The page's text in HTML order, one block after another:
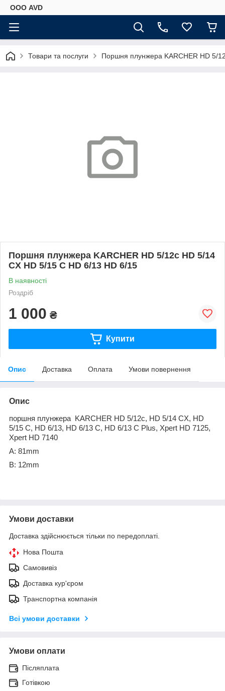
ООО AVD
Товари та послуги Поршня плунжера KARCHER HD 5/
Поршня плунжера KARCHER HD 5/12c HD 5/14
CX HD 5/15 C HD 6/13 HD 6/15
В наявності
Роздріб
1 000 ₴
Купити
Опис Доставка Оплата Умови повернення
Опис
поршня плунжера KARCHER HD 5/12c, HD 5/14 CX, HD
5/15 C, HD 6/13, HD 6/13 C, HD 6/13 C Plus, Xpert HD 7125,
Xpert HD 7140
A: 81mm
B: 12mm
Умови доставки
Доставка здійснюється тільки по передоплаті.
Нова Пошта
Самовивіз
Доставка кур'єром
Транспортна компанія
Всі умови доставки
Умови оплати
Післяплата
Готівкою